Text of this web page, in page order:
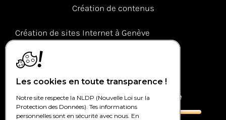
Les cookies en toute transparence !
Notre site respecte la NLDP (Nouvelle Loi sur la
Protection des Données). Tes informations
personnelles sont en sécurité avec nous. En
Création de contenus
Création de sites Internet à Genève
Création de sites Internet à Lausanne
Agence digitale en Valais
Marketing digital et publicité